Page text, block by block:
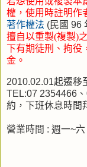
權，使用時註明作
著作權法 (民國 96
擅自以重製(複製)
下有期徒刑、拘役
金。
2010.02.01起遷移
TEL:07 2354466
約，下班休息時間
營業時間 : 週一~